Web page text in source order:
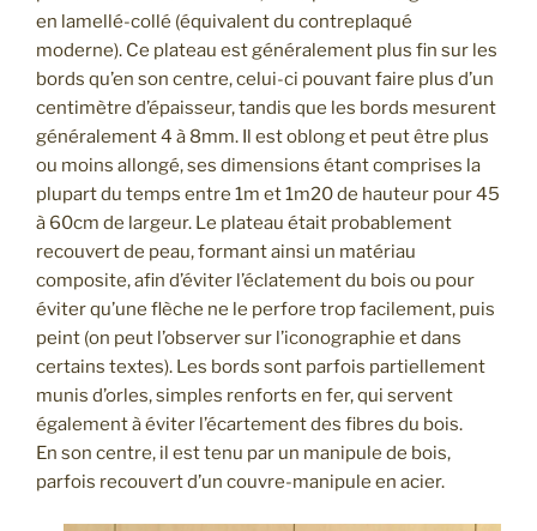
en lamellé-collé (équivalent du contreplaqué
moderne). Ce plateau est généralement plus fin sur les
bords qu’en son centre, celui-ci pouvant faire plus d’un
centimètre d’épaisseur, tandis que les bords mesurent
généralement 4 à 8mm. Il est oblong et peut être plus
ou moins allongé, ses dimensions étant comprises la
plupart du temps entre 1m et 1m20 de hauteur pour 45
à 60cm de largeur. Le plateau était probablement
recouvert de peau, formant ainsi un matériau
composite, afin d’éviter l’éclatement du bois ou pour
éviter qu’une flèche ne le perfore trop facilement, puis
peint (on peut l’observer sur l’iconographie et dans
certains textes). Les bords sont parfois partiellement
munis d’orles, simples renforts en fer, qui servent
également à éviter l’écartement des fibres du bois.
En son centre, il est tenu par un manipule de bois,
parfois recouvert d’un couvre-manipule en acier.